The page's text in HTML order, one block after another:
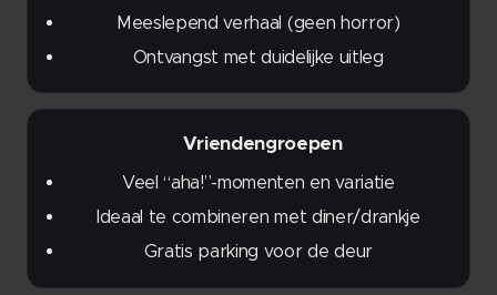
Meeslepend verhaal (geen horror)
Ontvangst met duidelijke uitleg
🎉 Vriendengroepen
Veel “aha!”-momenten en variatie
Ideaal te combineren met diner/drankje
Gratis parking voor de deur